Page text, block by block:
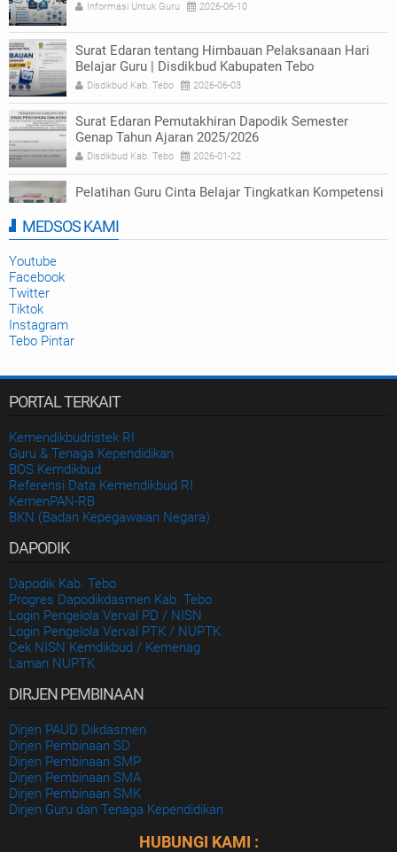
Informasi Untuk Guru 2026-06-10
Surat Edaran tentang Himbauan Pelaksanaan Hari
Belajar Guru | Disdikbud Kabupaten Tebo
Disdikbud Kab. Tebo 2026-06-03
Surat Edaran Pemutakhiran Dapodik Semester
Genap Tahun Ajaran 2025/2026
Disdikbud Kab. Tebo 2026-01-22
Pelatihan Guru Cinta Belajar Tingkatkan Kompetensi
Disdikbud Kab. Tebo
MEDSOS KAMI
Youtube
Facebook
Twitter
Tiktok
Instagram
Tebo Pintar
PORTAL TERKAIT
Kemendikbudristek RI
Guru & Tenaga Kependidikan
BOS Kemdikbud
Referensi Data Kemendikbud RI
KemenPAN-RB
BKN (Badan Kepegawaian Negara)
DAPODIK
Dapodik Kab. Tebo
Progres Dapodikdasmen Kab. Tebo
Login Pengelola Verval PD / NISN
Login Pengelola Verval PTK / NUPTK
Cek NISN Kemdikbud / Kemenag
Laman NUPTK
DIRJEN PEMBINAAN
Dirjen PAUD Dikdasmen
Dirjen Pembinaan SD
Dirjen Pembinaan SMP
Dirjen Pembinaan SMA
Dirjen Pembinaan SMK
Dirjen Guru dan Tenaga Kependidikan
HUBUNGI KAMI :